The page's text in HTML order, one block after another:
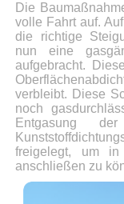
Die
volle Fahrt auf.
die richtige
nun eine
aufgebracht.
verbleibt. Diese
noch
Entgasung
freigelegt, um
anschließen zu